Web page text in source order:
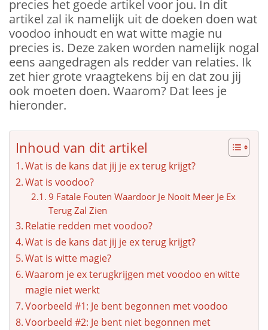
precies het goede artikel voor jou. In dit
artikel zal ik namelijk uit de doeken doen wat
voodoo inhoudt en wat witte magie nu
precies is. Deze zaken worden namelijk nogal
eens aangedragen als redder van relaties. Ik
zet hier grote vraagtekens bij en dat zou jij
ook moeten doen. Waarom? Dat lees je
hieronder.
Inhoud van dit artikel
Wat is de kans dat jij je ex terug krijgt?
Wat is voodoo?
9 Fatale Fouten Waardoor Je Nooit Meer Je Ex
Terug Zal Zien
Relatie redden met voodoo?
Wat is de kans dat jij je ex terug krijgt?
Wat is witte magie?
Waarom je ex terugkrijgen met voodoo en witte
magie niet werkt
Voorbeeld #1: Je bent begonnen met voodoo
Voorbeeld #2: Je bent niet begonnen met